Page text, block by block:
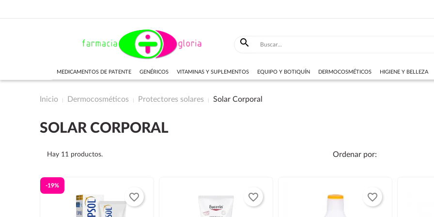

MEDICAMENTOS DE PATENTE GENÉRICOS VITAMINAS Y SUPLEMENTOS EQUIPO Y BOTIQUÍN DERMOCOSMÉTICOS HIGIENE Y BELLEZA
Inicio Dermocosméticos Protectores solares Solar Corporal
SOLAR CORPORAL
Hay 11 productos. Ordenar por:
-19%
favorite_border favorite_border favorite_border